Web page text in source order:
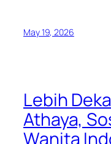
May 19, 2026
Lebih
Athaya,
Wanita